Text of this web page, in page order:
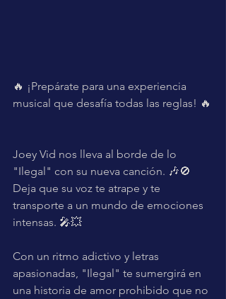
🔥 ¡Prepárate para una experiencia
musical que desafía todas las reglas! 🔥
Joey Vid nos lleva al borde de lo
"Ilegal" con su nueva canción. 🎶🚫
Deja que su voz te atrape y te
transporte a un mundo de emociones
intensas. 🎤💥
Con un ritmo adictivo y letras
apasionadas, "Ilegal" te sumergirá en
una historia de amor prohibido que no